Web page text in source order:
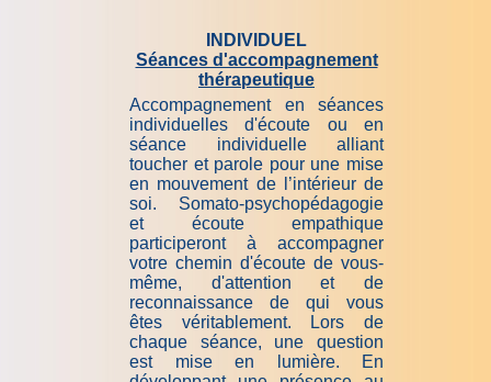
INDIVIDUEL
Séances d'accompagnement
thérapeutique
Accompagnement en séances
individuelles d'écoute ou en
séance individuelle alliant
toucher et parole pour une mise
en mouvement de l’intérieur de
soi. Somato-psychopédagogie
et écoute empathique
participeront à accompagner
votre chemin d'écoute de vous-
même, d'attention et de
reconnaissance de qui vous
êtes véritablement. Lors de
chaque séance, une question
est mise en lumière. En